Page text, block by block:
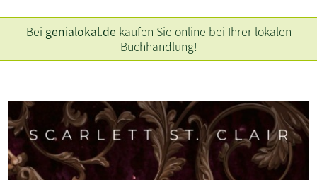
Bei genialokal.de kaufen Sie online bei Ihrer lokalen
Buchhandlung!